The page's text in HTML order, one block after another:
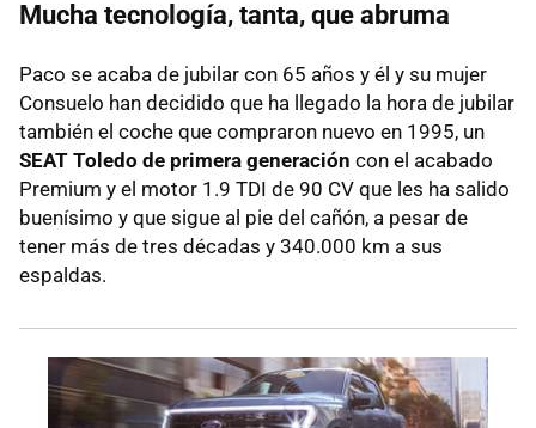
Mucha tecnología, tanta, que abruma
Paco se acaba de jubilar con 65 años y él y su mujer
Consuelo han decidido que ha llegado la hora de jubilar
también el coche que compraron nuevo en 1995, un
SEAT Toledo de primera generación con el acabado
Premium y el motor 1.9 TDI de 90 CV que les ha salido
buenísimo y que sigue al pie del cañón, a pesar de
tener más de tres décadas y 340.000 km a sus
espaldas.